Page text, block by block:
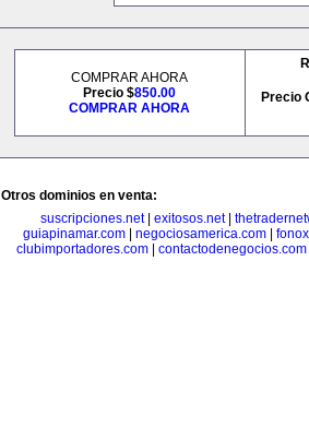
COMPRAR AHORA
Precio $850.00
COMPRAR AHORA
Precio
Otros dominios en venta:
suscripciones.net| exitosos.net|
guiapinamar.com
negociosamerica.com
clubimportadores.com
contactodenegocios.com